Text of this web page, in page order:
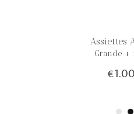
Assiettes
Grande +
€1.00